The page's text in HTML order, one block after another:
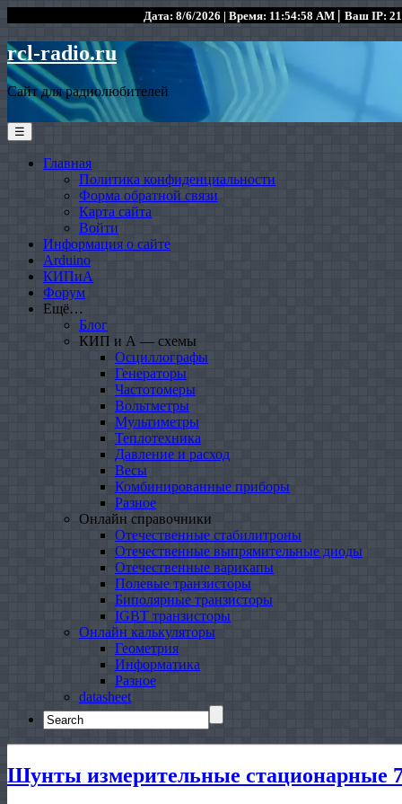
Дата: 8/6/2026 | Время: 11:54:58 AM | Ваш IP:
rcl-radio.ru
Сайт для радиолюбителей
☰
Главная
Политика конфиденциальности
Форма обратной связи
Карта сайта
Войти
Информация о сайте
Arduino
КИПиА
Форум
Ещё…
Блог
КИП и А — схемы
Осциллографы
Генераторы
Частотомеры
Вольтметры
Мультиметры
Теплотехника
Давление и расход
Весы
Комбинированные приборы
Разное
Онлайн справочники
Отечественные стабилитроны
Отечественные выпрямительные диоды
Отечественные варикапы
Полевые транзисторы
Биполярные транзисторы
IGBT транзисторы
Онлайн калькуляторы
Геометрия
Информатика
Разное
datasheet
Search
for:
Шунты измерительные